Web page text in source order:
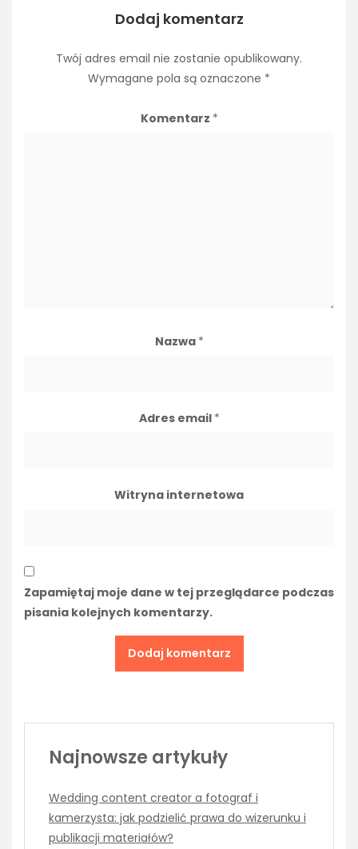
Dodaj komentarz
Twój adres email nie zostanie opublikowany.
Wymagane pola są oznaczone *
Komentarz *
Nazwa *
Adres email *
Witryna internetowa
Zapamiętaj moje dane w tej przeglądarce podczas
pisania kolejnych komentarzy.
Najnowsze artykuły
Wedding content creator a fotograf i
kamerzysta: jak podzielić prawa do wizerunku i
publikacji materiałów?